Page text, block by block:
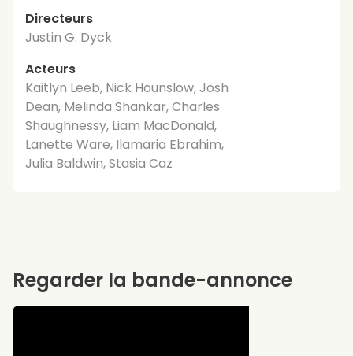
Directeurs
Justin G. Dyck
Acteurs
Kaitlyn Leeb, Nick Hounslow, Josh
Dean, Melinda Shankar, Charles
Shaughnessy, Liam MacDonald,
Lanette Ware, Ilamaria Ebrahim,
Julia Baldwin, Stasia Caz
Regarder la bande-annonce